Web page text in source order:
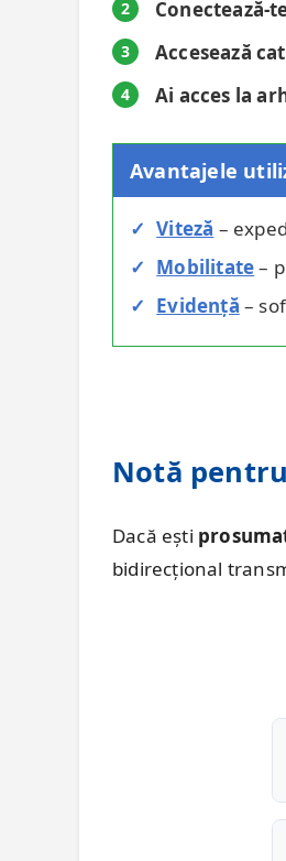
2
3 Accesează
4 Ai acces la
Avantajele
Viteză –
Mobilitate–
Evidență –
Notă
Dacă ești
bidirecțional